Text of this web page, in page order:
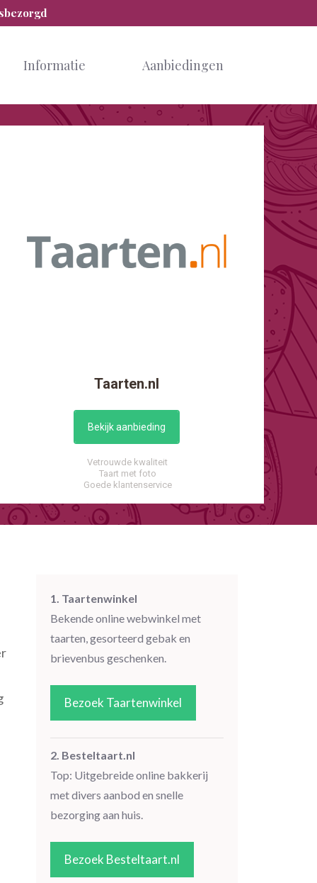
Informatie Aanbiedingen
Taarten.nl
Bekijk aanbieding
Vetrouwde kwaliteit
Taart met foto
Goede klantenservice
1. Taartenwinkel
Bekende online webwinkel met
taarten, gesorteerd gebak en
brievenbus geschenken.
Bezoek Taartenwinkel
2. Besteltaart.nl
Top: Uitgebreide online bakkerij
met divers aanbod en snelle
bezorging aan huis.
Bezoek Besteltaart.nl